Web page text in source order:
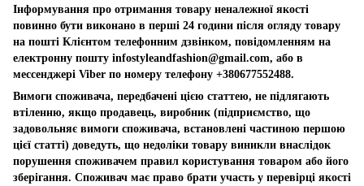
Інформування про отримання товару неналежної якості
повинно бути виконано в перші 24 години після огляду товару
на пошті Клієнтом телефонним дзвінком, повідомленням на
електронну пошту infostyleandfashion@gmail.com, або в
мессенджері Viber по номеру телефону +380677552488.
Вимоги споживача, передбачені цією статтею, не підлягають
втіленню, якщо продавець, виробник (підприємство, що
задовольняє вимоги споживача, встановлені частиною першою
цієї статті) доведуть, що недоліки товару виникли внаслідок
порушення споживачем правил користування товаром або його
зберігання. Споживач має право брати участь у перевірці якості